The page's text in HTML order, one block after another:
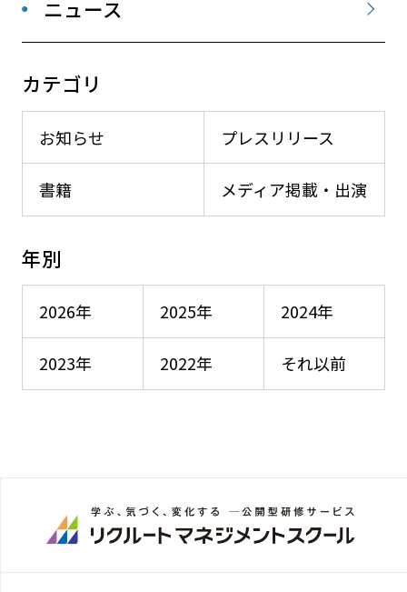
ニュース
カテゴリ
お知らせ プレスリリース
メディア掲載・出演
書籍
年別
2026年 2025年 2024年
2023年 2022年 それ以前